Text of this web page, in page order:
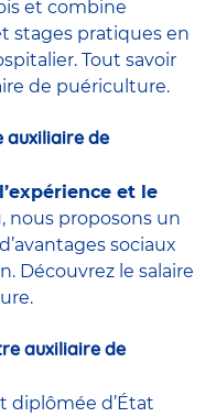
et combine
stages pratiques en
Tout savoir
de puériculture.
auxiliaire de
l’expérience et le
nous proposons un
sociaux
Découvrez le salaire
auxiliaire de
diplômée d’État